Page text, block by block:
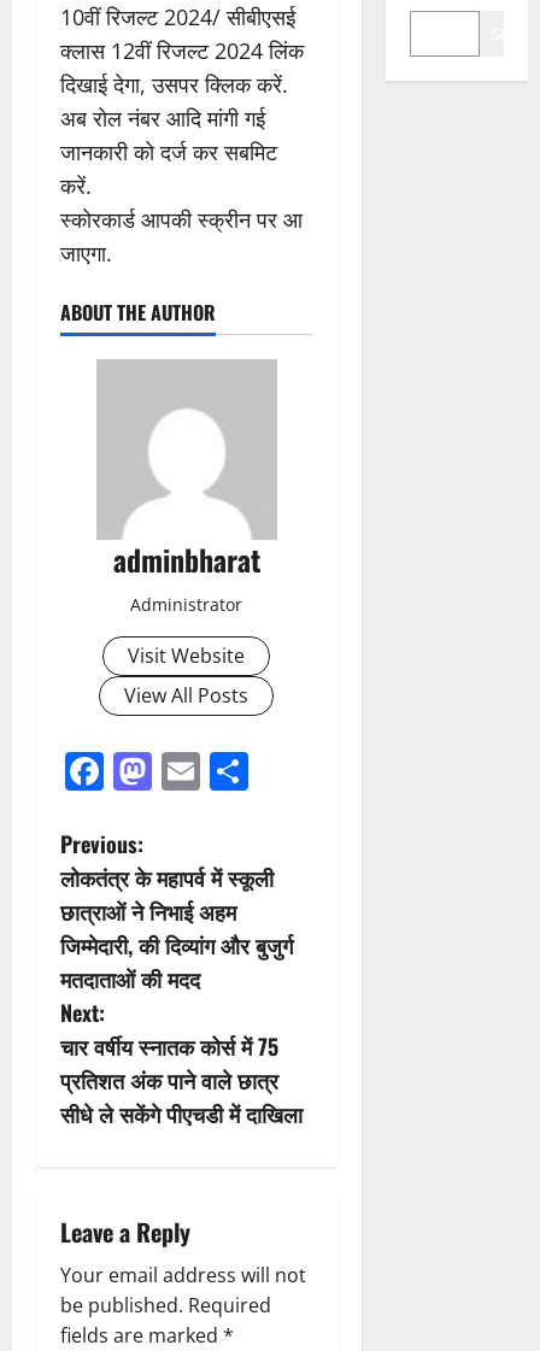
10वीं रिजल्ट 2024/ सीबीएसई
क्लास 12वीं रिजल्ट 2024 लिंक
दिखाई देगा, उसपर क्लिक करें.
अब रोल नंबर आदि मांगी गई
जानकारी को दर्ज कर सबमिट
करें.
स्कोरकार्ड आपकी स्क्रीन पर आ
जाएगा.
ABOUT THE AUTHOR
adminbharat
Administrator
Visit Website
View All Posts
Facebook
Mastodon
Email
P
o
s
t
n
a
g
a
Previous:
लोकतंत्र के महापर्व में स्कूली
छात्राओं ने निभाई अहम
जिम्मेदारी, की दिव्यांग और बुजुर्ग
मतदाताओं की मदद
Next:
चार वर्षीय स्नातक कोर्स में 75
प्रतिशत अंक पाने वाले छात्र
सीधे ले सकेंगे पीएचडी में दाखिला
Leave a Reply
Your email address will not
be published. Required
fields are marked *